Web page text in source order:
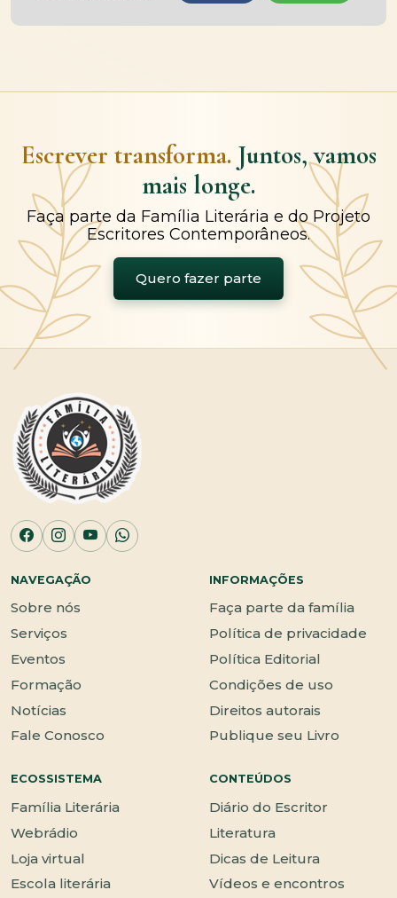
Escrever transforma. Juntos, vamos
mais longe.
Faça parte da Família Literária e do Projeto
Escritores Contemporâneos.
Quero fazer parte
NAVEGAÇÃO
Sobre nós
Serviços
Eventos
Formação
Notícias
Fale Conosco
INFORMAÇÕES
Faça parte da família
Política de privacidade
Política Editorial
Condições de uso
Direitos autorais
Publique seu Livro
ECOSSISTEMA
Família Literária
Webrádio
Loja virtual
Escola literária
CONTEÚDOS
Diário do Escritor
Literatura
Dicas de Leitura
Vídeos e encontros